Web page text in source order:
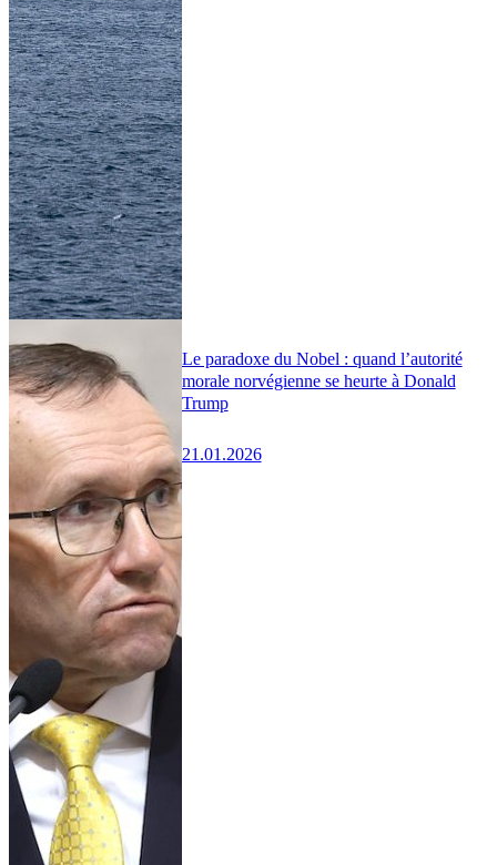
Le paradoxe du Nobel : quand l’autorité
morale norvégienne se heurte à Donald
Trump
21.01.2026